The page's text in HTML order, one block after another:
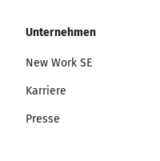
Unternehmen
New Work SE
Karriere
Presse